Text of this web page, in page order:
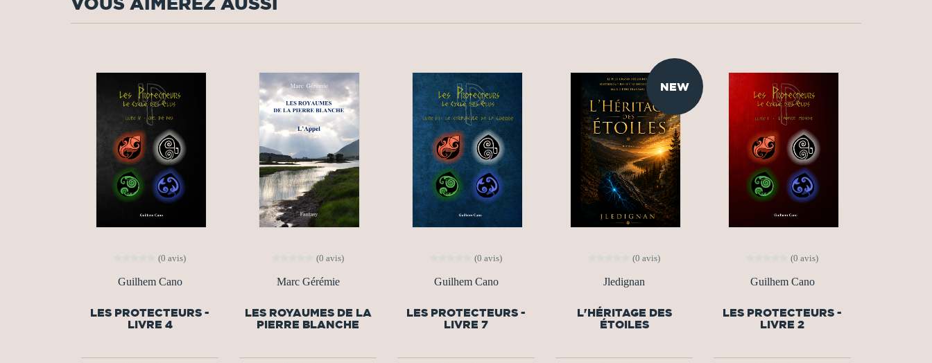
(0 avis)
Guilhem Cano
LES PROTECTEURS -
LIVRE 4
(0 avis)
Marc Gérémie
LES ROYAUMES DE LA
PIERRE BLANCHE
(0 avis)
Guilhem Cano
LES PROTECTEURS -
LIVRE 7
NEW
(0 avis)
Jledignan
L'HÉRITAGE DES
ÉTOILES
(0 avis)
Guilhem Cano
LES PROTECTEURS -
LIVRE 2